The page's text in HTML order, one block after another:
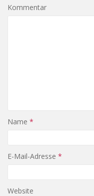
Kommentar
Name *
E-Mail-Adresse *
Website